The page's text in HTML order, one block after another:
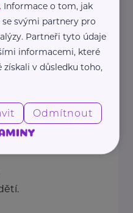
. Informace o tom, jak
svými partnery pro
Partneři tyto údaje
informacemi, které
v důsledku toho,
Odmítnout